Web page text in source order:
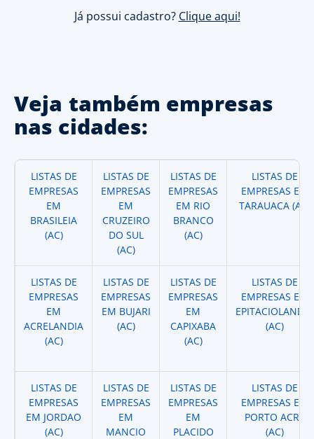
Já possui cadastro? Clique aqui!
Veja também empresas
nas cidades:
LISTAS DE
EMPRESAS
EM
BRASILEIA
(AC)
LISTAS DE
EMPRESAS
EM
CRUZEIRO
DO SUL
(AC)
LISTAS DE
EMPRESAS
EM RIO
BRANCO
(AC)
LISTAS DE
EMPRESAS EM
TARAUACA (AC)
LISTAS DE
EMPRESAS
EM
ACRELANDIA
(AC)
LISTAS DE
EMPRESAS
EM BUJARI
(AC)
LISTAS DE
EMPRESAS
EM
CAPIXABA
(AC)
LISTAS DE
EMPRESAS EM
EPITACIOLANDIA
(AC)
LISTAS DE
EMPRESAS
EM JORDAO
(AC)
LISTAS DE
EMPRESAS
EM
MANCIO
LISTAS DE
EMPRESAS
EM
PLACIDO
LISTAS DE
EMPRESAS EM
PORTO ACRE
(AC)